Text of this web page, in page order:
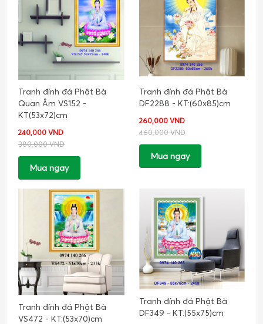
Tranh đính đá Phật Bà
Quan Âm VS152 -
KT(53x72)cm
240,000 VND
380,000 VND
Mua ngay
Tranh đính đá Phật Bà
DF2288 - KT:(60x85)cm
260,000 VND
460,000 VND
Mua ngay
Tranh đính đá Phật Bà
VS472 - KT:(53x70)cm
Tranh đính đá Phật Bà
DF349 - KT:(55x75)cm